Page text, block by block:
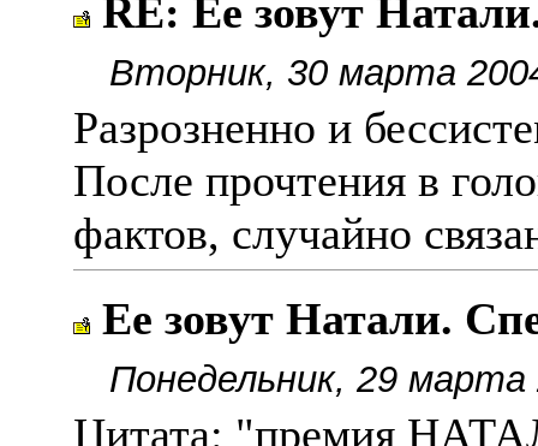
RE: Ее зовут
Вторник, 30 марта
Разрозненно и
После прочтения в
фактов, случайно
Ее зовут Натали.
Понедельник, 29 марта
Цитата: "премия